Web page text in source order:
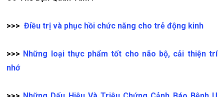
>>> Điều trị và phục hồi chức năng cho trẻ động kinh
>>> Những loại thực phẩm tốt cho não bộ, cải thiện trí
nhớ